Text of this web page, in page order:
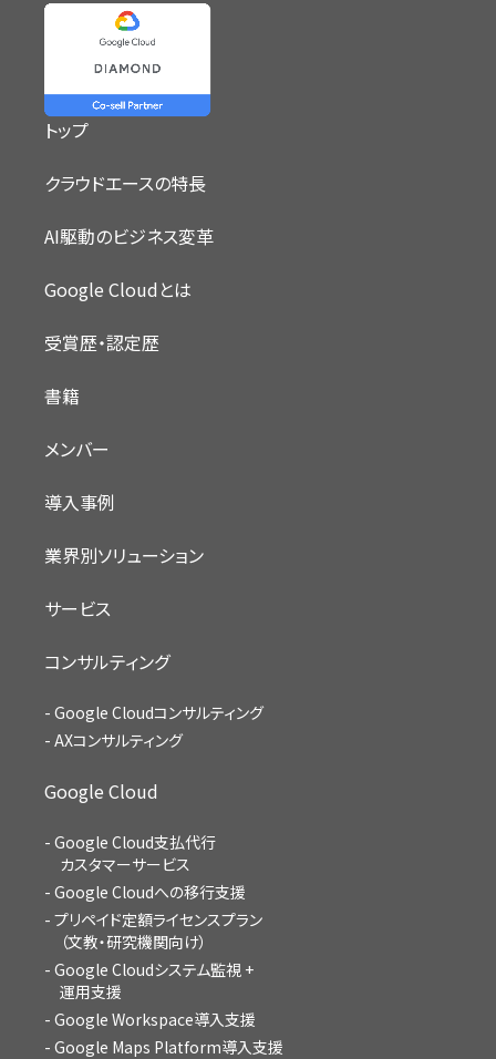
トップ
クラウドエースの特長
AI駆動のビジネス変革
Google Cloudとは
受賞歴・認定歴
書籍
メンバー
導入事例
業界別ソリューション
サービス
コンサルティング
Google Cloudコンサルティング
AXコンサルティング
Google Cloud
Google Cloud支払代行
カスタマーサービス
Google Cloudへの移行支援
プリペイド定額ライセンスプラン
（文教・研究機関向け）
Google Cloudシステム監視 +
運用支援
Google Workspace導入支援
Google Maps Platform導入支援